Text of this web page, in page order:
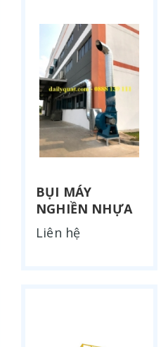
BỤI MÁY
NGHIỀN NHỰA
Liên hệ